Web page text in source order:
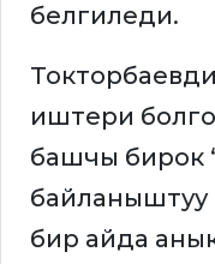
белгиледи.
иштери
башчы бирок
байланыштуу
бир айда